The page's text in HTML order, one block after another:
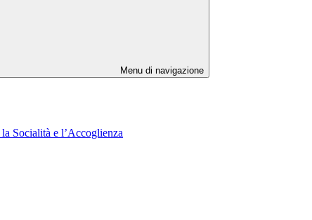
Menu di navigazione
Socialità e l’Accoglienza